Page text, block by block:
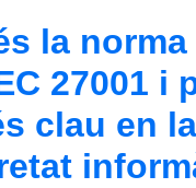
la norma
27001 i
clau en la